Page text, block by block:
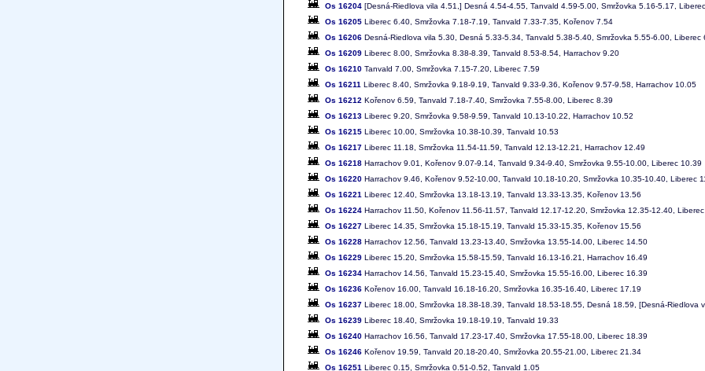
Os 16204 [Desná-Riedlova vila 4.51,] Desná 4.54-4.55, Tanvald 4.59-5.00, Smržovka 5.16-5.17,
Os 16205 Liberec 6.40, Smržovka 7.18-7.19, Tanvald 7.33-7.35, Kořenov 7.54
Os 16206 Desná-Riedlova vila 5.30, Desná 5.33-5.34, Tanvald 5.38-5.40, Smržovka 5.55-6.00, Liberec
Os 16209 Liberec 8.00, Smržovka 8.38-8.39, Tanvald 8.53-8.54, Harrachov 9.20
Os 16210 Tanvald 7.00, Smržovka 7.15-7.20, Liberec 7.59
Os 16211 Liberec 8.40, Smržovka 9.18-9.19, Tanvald 9.33-9.36, Kořenov 9.57-9.58, Harrachov 10.05
Os 16212 Kořenov 6.59, Tanvald 7.18-7.40, Smržovka 7.55-8.00, Liberec 8.39
Os 16213 Liberec 9.20, Smržovka 9.58-9.59, Tanvald 10.13-10.22, Harrachov 10.52
Os 16215 Liberec 10.00, Smržovka 10.38-10.39, Tanvald 10.53
Os 16217 Liberec 11.18, Smržovka 11.54-11.59, Tanvald 12.13-12.21, Harrachov 12.49
Os 16218 Harrachov 9.01, Kořenov 9.07-9.14, Tanvald 9.34-9.40, Smržovka 9.55-10.00, Liberec 10.39
Os 16220 Harrachov 9.46, Kořenov 9.52-10.00, Tanvald 10.18-10.20, Smržovka 10.35-10.40, Liberec
Os 16221 Liberec 12.40, Smržovka 13.18-13.19, Tanvald 13.33-13.35, Kořenov 13.56
Os 16224 Harrachov 11.50, Kořenov 11.56-11.57, Tanvald 12.17-12.20, Smržovka 12.35-12.40,
Os 16227 Liberec 14.35, Smržovka 15.18-15.19, Tanvald 15.33-15.35, Kořenov 15.56
Os 16228 Harrachov 12.56, Tanvald 13.23-13.40, Smržovka 13.55-14.00, Liberec 14.50
Os 16229 Liberec 15.20, Smržovka 15.58-15.59, Tanvald 16.13-16.21, Harrachov 16.49
Os 16234 Harrachov 14.56, Tanvald 15.23-15.40, Smržovka 15.55-16.00, Liberec 16.39
Os 16236 Kořenov 16.00, Tanvald 16.18-16.20, Smržovka 16.35-16.40, Liberec 17.19
Os 16237 Liberec 18.00, Smržovka 18.38-18.39, Tanvald 18.53-18.55, Desná 18.59, [Desná-Riedlova
Os 16239 Liberec 18.40, Smržovka 19.18-19.19, Tanvald 19.33
Os 16240 Harrachov 16.56, Tanvald 17.23-17.40, Smržovka 17.55-18.00, Liberec 18.39
Os 16246 Kořenov 19.59, Tanvald 20.18-20.40, Smržovka 20.55-21.00, Liberec 21.34
Os 16251 Liberec 0.15, Smržovka 0.51-0.52, Tanvald 1.05